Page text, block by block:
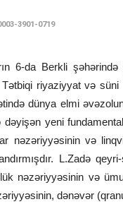
3901-0719
6-da Berkli
riyaziyyat və
dünya elmi
yeni
nəzəriyyəsinin və
L.Zadə
nəzəriyyəsinin və
dənəvər